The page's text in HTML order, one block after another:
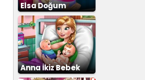
Elsa Doğum
Ameliyatı
Anna İkiz Bebek